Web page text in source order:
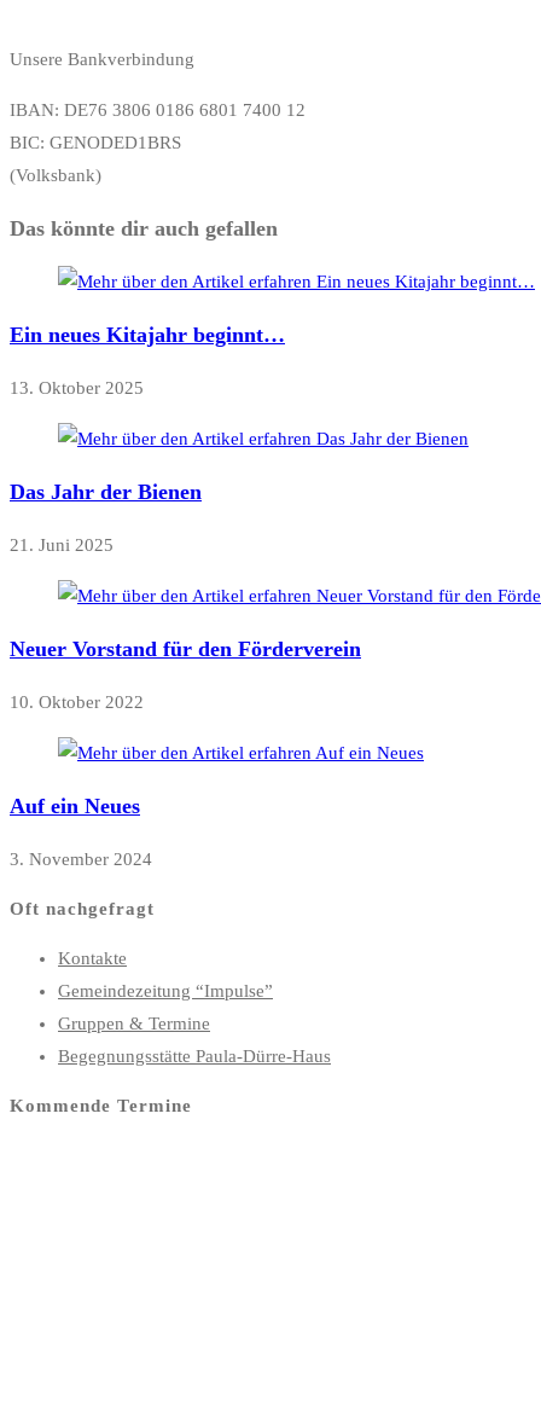
Unsere Bankverbindung
IBAN: DE76 3806 0186 6801 7400 12
BIC: GENODED1BRS
(Volksbank)
Das könnte dir auch gefallen
Ein neues Kitajahr beginnt…
13. Oktober 2025
Das Jahr der Bienen
21. Juni 2025
Neuer Vorstand für den Förderverein
10. Oktober 2022
Auf ein Neues
3. November 2024
Oft nachgefragt
Kontakte
Gemeindezeitung “Impulse”
Gruppen & Termine
Begegnungsstätte Paula-Dürre-Haus
Kommende Termine